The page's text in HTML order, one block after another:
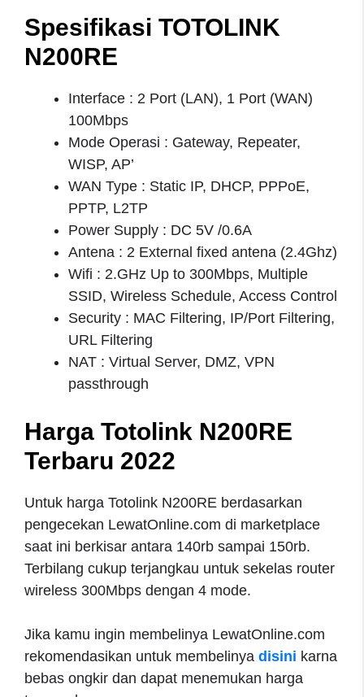
Spesifikasi TOTOLINK
N200RE
Interface : 2 Port (LAN), 1 Port (WAN)
100Mbps
Mode Operasi : Gateway, Repeater,
WISP, AP’
WAN Type : Static IP, DHCP, PPPoE,
PPTP, L2TP
Power Supply : DC 5V /0.6A
Antena : 2 External fixed antena (2.4Ghz)
Wifi : 2.GHz Up to 300Mbps, Multiple
SSID, Wireless Schedule, Access Control
Security : MAC Filtering, IP/Port Filtering,
URL Filtering
NAT : Virtual Server, DMZ, VPN
passthrough
Harga Totolink N200RE
Terbaru 2022
Untuk harga Totolink N200RE berdasarkan
pengecekan LewatOnline.com di marketplace
saat ini berkisar antara 140rb sampai 150rb.
Terbilang cukup terjangkau untuk sekelas router
wireless 300Mbps dengan 4 mode.
Jika kamu ingin membelinya LewatOnline.com
rekomendasikan untuk membelinya disini karna
bebas ongkir dan dapat menemukan harga